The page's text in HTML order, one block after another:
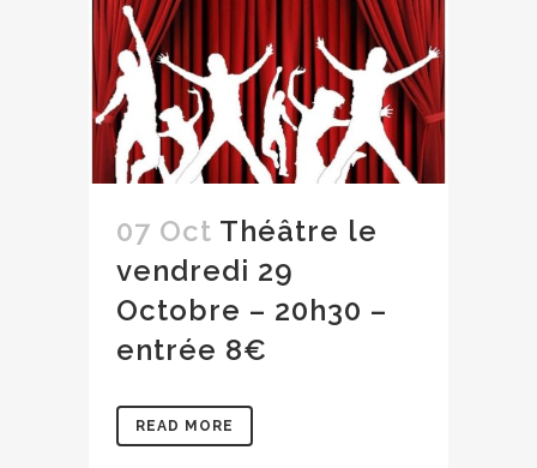
07 Oct Théâtre le
vendredi 29
Octobre – 20h30 –
entrée 8€
READ MORE